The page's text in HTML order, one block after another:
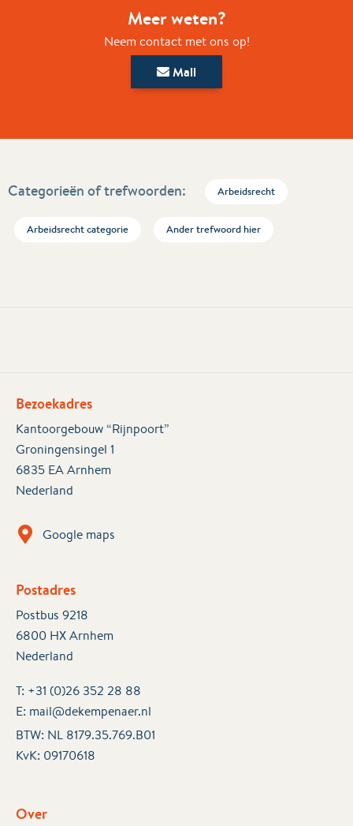
Meer weten?
Neem contact met ons op!
Mail
Categorieën of trefwoorden: Arbeidsrecht
Arbeidsrecht categorie Ander trefwoord hier
Bezoekadres
Kantoorgebouw “Rijnpoort”
Groningensingel 1
6835 EA Arnhem
Nederland
Google maps
Postadres
Postbus 9218
6800 HX Arnhem
Nederland
T: +31 (0)26 352 28 88
E: mail@dekempenaer.nl
BTW: NL 8179.35.769.B01
KvK: 09170618
Over